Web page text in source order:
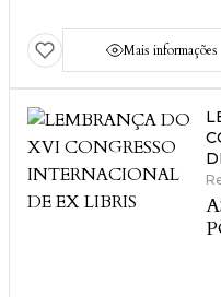
Mais informações